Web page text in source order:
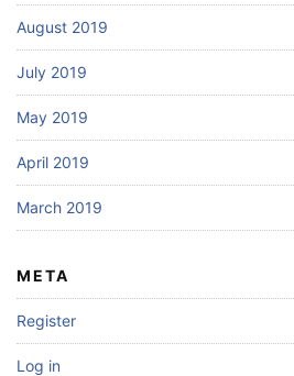
August 2019
July 2019
May 2019
April 2019
March 2019
META
Register
Log in